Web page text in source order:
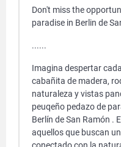
Don't miss the
paradise in Berlin de
......
Imagina despertar
cabañita de madera,
naturaleza y vistas
peuqeño pedazo de
Berlín de San Ramón .
aquellos que buscan